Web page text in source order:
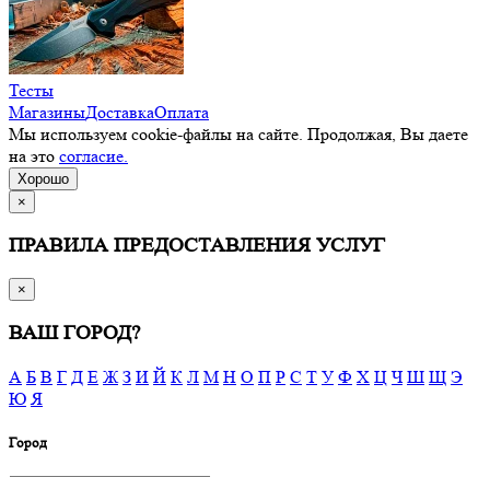
Тесты
МагазиныДоставкаОплата
Мы используем cookie-файлы на сайте. Продолжая, Вы даете
на это согласие.
Хорошо
×
ПРАВИЛА ПРЕДОСТАВЛЕНИЯ УСЛУГ
×
ВАШ ГОРОД?
А Б В Г Д Е Ж З И Й К Л М Н О П Р С Т У Ф Х Ц Ч Ш Щ Э
Ю Я
Город